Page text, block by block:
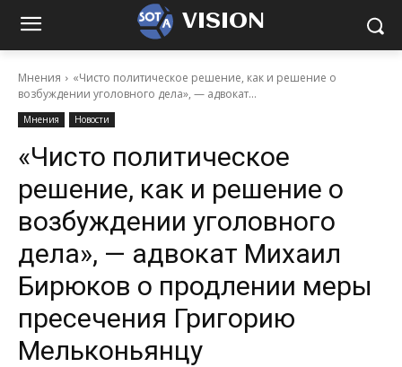
VISION
Мнения
«Чисто политическое решение, как и решение о
возбуждении уголовного дела», — адвокат...
Мнения Новости
«Чисто политическое
решение, как и решение о
возбуждении уголовного
дела», — адвокат Михаил
Бирюков о продлении меры
пресечения Григорию
Мельконьянцу